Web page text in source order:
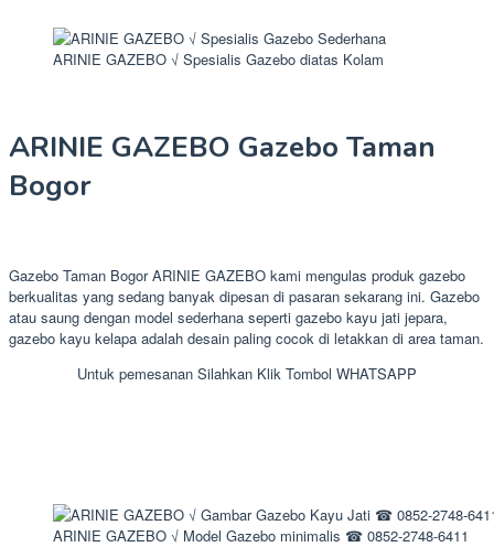
ARINIE GAZEBO √ Spesialis Gazebo diatas Kolam
ARINIE GAZEBO Gazebo Taman
Bogor
Gazebo Taman Bogor ARINIE GAZEBO kami mengulas produk gazebo
berkualitas yang sedang banyak dipesan di pasaran sekarang ini. Gazebo
atau saung dengan model sederhana seperti gazebo kayu jati jepara,
gazebo kayu kelapa adalah desain paling cocok di letakkan di area taman.
Untuk pemesanan Silahkan Klik Tombol WHATSAPP
ARINIE GAZEBO √ Model Gazebo minimalis ☎ 0852-2748-6411